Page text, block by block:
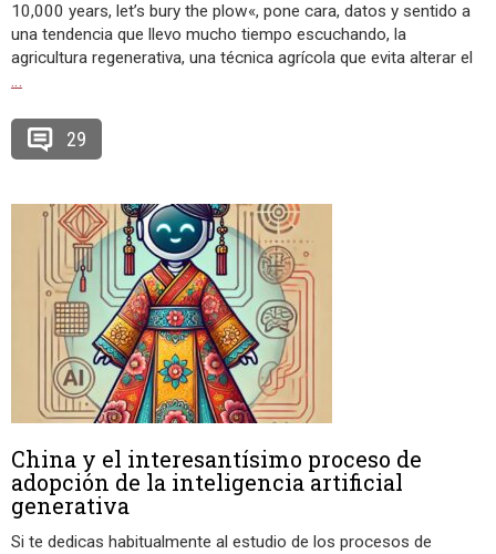
10,000 years, let’s bury the plow«, pone cara, datos y sentido a
una tendencia que llevo mucho tiempo escuchando, la
agricultura regenerativa, una técnica agrícola que evita alterar el
…
29
China y el interesantísimo proceso de
adopción de la inteligencia artificial
generativa
Si te dedicas habitualmente al estudio de los procesos de